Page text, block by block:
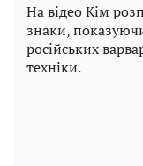
На відео Кім
знаки,
російських
техніки.